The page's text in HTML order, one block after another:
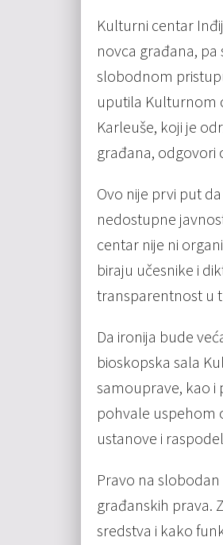
Kulturni centar
novca građana,
slobodnom
uputila Kulturnom
Karleuše, koji je
građana, odgovori
Ovo nije prvi put
nedostupne
centar nije ni
biraju učesnike i
transparentnost u
Da ironija bude
bioskopska sala
samouprave, kao i
pohvale uspehom
ustanove i
Pravo na
građanskih prava.
sredstva i kako